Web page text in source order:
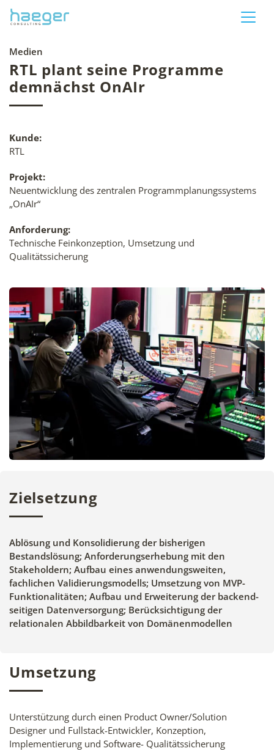
Medien
RTL plant seine Programme
demnächst OnAIr
Kunde:
RTL
Projekt:
Neuentwicklung des zentralen Programmplanungssystems
„OnAIr“
Anforderung:
Technische Feinkonzeption, Umsetzung und
Qualitätssicherung
Zielsetzung
Ablösung und Konsolidierung der bisherigen
Bestandslösung; Anforderungserhebung mit den
Stakeholdern; Aufbau eines anwendungsweiten,
fachlichen Validierungsmodells; Umsetzung von MVP-
Funktionalitäten; Aufbau und Erweiterung der backend-
seitigen Datenversorgung; Berücksichtigung der
relationalen Abbildbarkeit von Domänenmodellen
Umsetzung
Unterstützung durch einen Product Owner/Solution
Designer und Fullstack-Entwickler, Konzeption,
Implementierung und Software- Qualitätssicherung